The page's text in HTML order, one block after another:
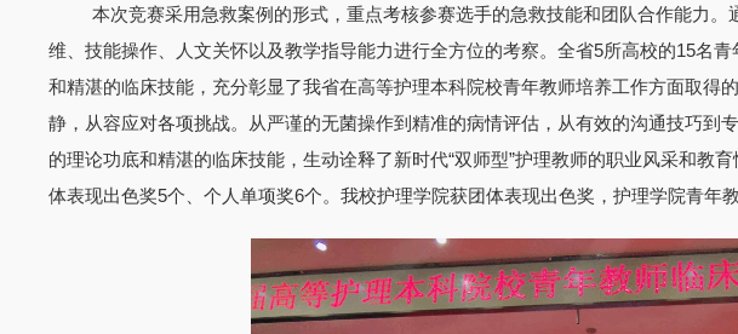
本次竞赛采用急救案例的形式，重点考核参赛选手的急救技能和团队合作能力
维、技能操作、人文关怀以及教学指导能力进行全方位的考察。全省5所高校的15名
和精湛的临床技能，充分彰显了我省在高等护理本科院校青年教师培养工作方面取得
静，从容应对各项挑战。从严谨的无菌操作到精准的病情评估，从有效的沟通技巧到
的理论功底和精湛的临床技能，生动诠释了新时代“双师型”护理教师的职业风采和教
体表现出色奖5个、个人单项奖6个。我校护理学院获团体表现出色奖，护理学院青年